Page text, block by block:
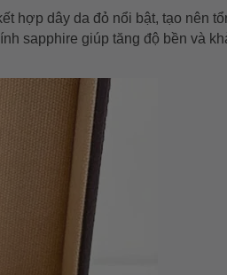
hợp dây da đỏ nổi bật, tạo nên
sapphire giúp tăng độ bền và